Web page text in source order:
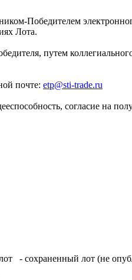
Победителем
Лота.
путем
почте: etp@sti-trade.ru
согласие на
- сохраненный лот (не